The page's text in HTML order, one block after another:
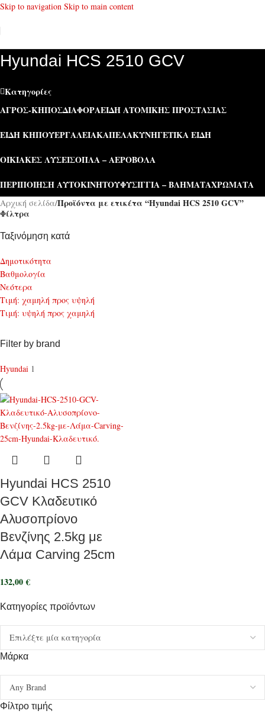
Skip to navigation Skip to main content
Hyundai HCS 2510 GCV
Κατηγορίες
ΑΓΡΌΣ-ΚΉΠΟΣΔΙΆΦΟΡΑΕΊΔΗ ΑΤΟΜΙΚΉΣ ΠΡΟΣΤΑΣΊΑΣ
ΕΊΔΗ ΚΉΠΟΥΕΡΓΑΛΕΊΑΚΑΠΕΛΑΚΥΝΗΓΕΤΙΚΆ ΕΊΔΗ
ΟΙΚΙΑΚΈΣ ΛΎΣΕΙΣΌΠΛΑ – ΑΕΡΟΒΌΛΑ
ΠΕΡΙΠΟΊΗΣΗ ΑΥΤΟΚΙΝΉΤΟΥΦΥΣΊΓΓΙΑ – ΒΛΉΜΑΤΑΧΡΏΜΑΤΑ
Κατηγορίες προϊόντων
Μάρκα
Φίλτρο τιμής
Αρχική σελίδα/Προϊόντα με ετικέτα “Hyundai HCS 2510 GCV”
Φίλτρα
Ταξινόμηση κατά
Δημοτικότητα
Bαθμολογία
Νεότερα
Τιμή: χαμηλή προς υψηλή
Τιμή: υψηλή προς χαμηλή
Filter by brand
Hyundai 1
Hyundai HCS 2510
GCV Κλαδευτικό
Αλυσοπρίονο
Βενζίνης 2.5kg με
Λάμα Carving 25cm
132,00€